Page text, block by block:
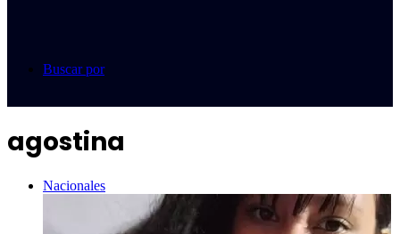
Buscar por
agostina
Nacionales